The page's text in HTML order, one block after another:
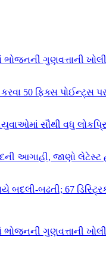
ભોજનની ગુણવત્તાની
50 ફિક્સ
સૌથી વધુ
આગાહી, જાણો લેટેસ્ટ
પાયે બદલી-બઢતી; 67
ભોજનની ગુણવત્તાની